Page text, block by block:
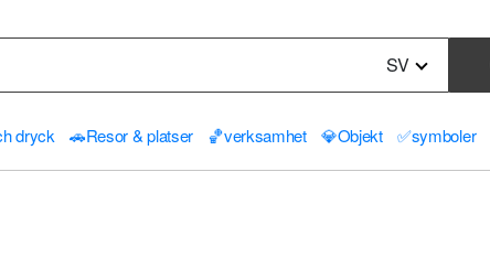
SV
dryck 🚗Resor & platser 🏀verksamhet 💎Objekt ✅symboler